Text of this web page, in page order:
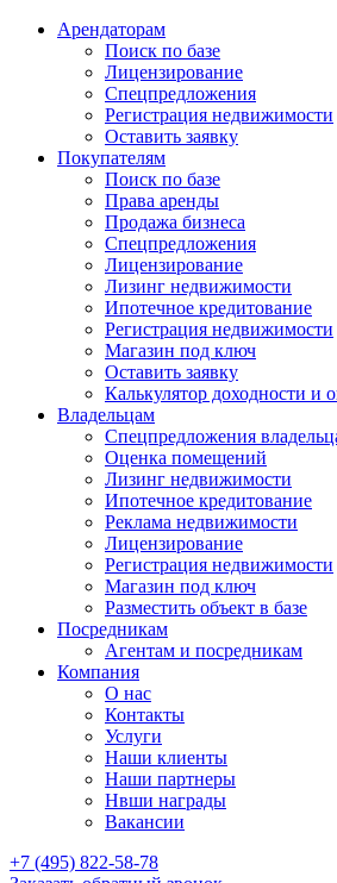
Арендаторам
Поиск по базе
Лицензирование
Спецпредложения
Регистрация недвижимости
Оставить заявку
Покупателям
Поиск по базе
Права аренды
Продажа бизнеса
Спецпредложения
Лицензирование
Лизинг недвижимости
Ипотечное кредитование
Регистрация недвижимости
Магазин под ключ
Оставить заявку
Калькулятор доходности и
Владельцам
Спецпредложения
Оценка помещений
Лизинг недвижимости
Ипотечное кредитование
Реклама недвижимости
Лицензирование
Регистрация недвижимости
Магазин под ключ
Разместить объект в базе
Посредникам
Агентам и посредникам
Компания
О нас
Контакты
Услуги
Наши клиенты
Наши партнеры
Нвши награды
Вакансии
+7 (495) 822-58-78